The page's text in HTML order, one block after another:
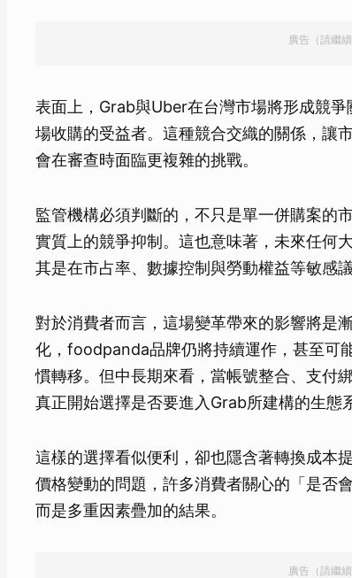
廣告（請繼續
表面上，Grab與Uber在台灣市場將形成競
場收購的受益者。這種競合交織的關係，讓
會在審查時面臨更複雜的挑戰。
監管機構必須判斷的，不只是單一併購案的
實質上的競爭抑制。這也意味著，未來任何
其是在市占率、數據控制與勞動權益等敏感議
對於消費者而言，這場變革帶來的影響將是
化，foodpanda品牌仍將持續運作，甚至可
慣轉移。但中長期來看，當帳號整合、支付
真正開始選擇是否要進入Grab所建構的生態
這樣的選擇看似便利，卻也隱含著轉換成本
價格變動的問題，許多消費者關心的「是否
而是多重因素疊加的結果。
廣告（請繼續